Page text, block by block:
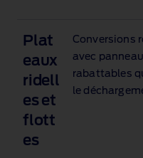
Plat
eaux
ridell
es et
flott
es
Conversions
avec
rabattables
le